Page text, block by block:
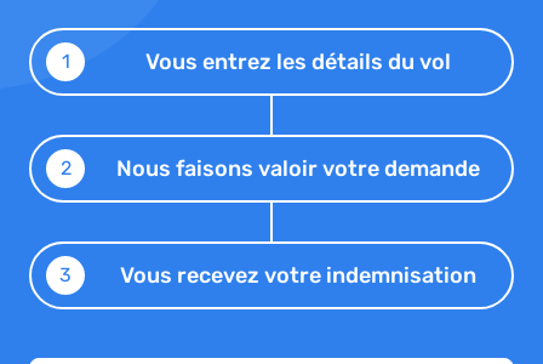
1 Vous entrez les détails du vol
2 Nous faisons valoir votre demande
3 Vous recevez votre indemnisation